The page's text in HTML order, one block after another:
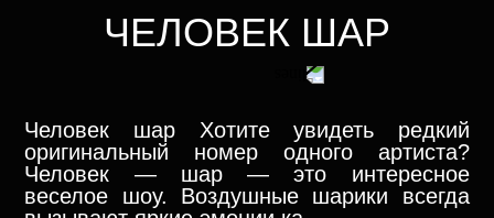
ЧЕЛОВЕК ШАР
Человек шар Хотите увидеть редкий
оригинальный номер одного артиста?
Человек — шар — это интересное
веселое шоу. Воздушные шарики всегда